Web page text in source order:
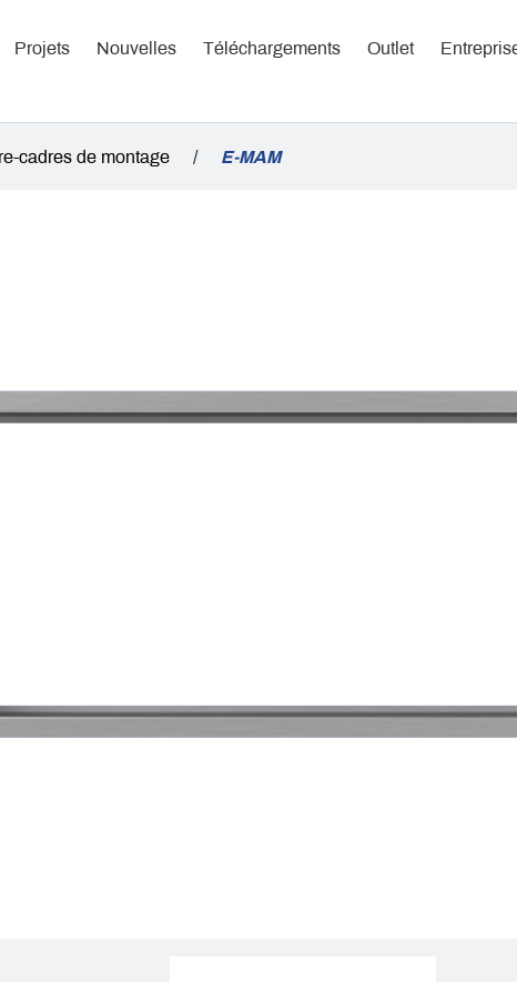
Projets Nouvelles Téléchargements Outlet
cadres de montage / E-MAM